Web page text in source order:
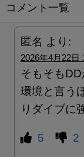
コメント一覧
匿名 より:
2026年4月22日
そもそも
環境と言う
りダイブに
5 2